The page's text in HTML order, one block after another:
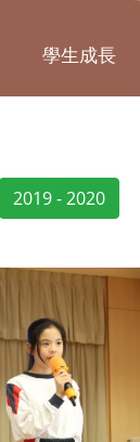
學生成長
2019 - 2020